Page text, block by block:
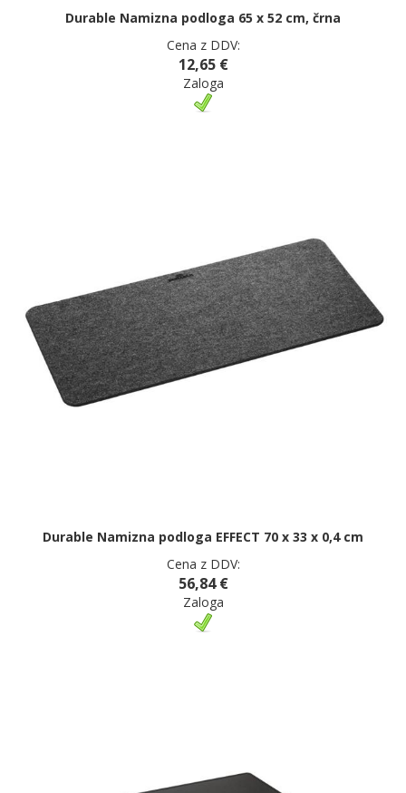
Durable Namizna podloga 65 x 52 cm, črna
Cena z DDV:
12,65 €
Zaloga
Durable Namizna podloga EFFECT 70 x 33 x 0,4 cm
Cena z DDV:
56,84 €
Zaloga